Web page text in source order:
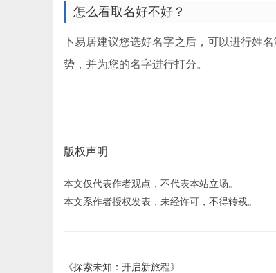
怎么看取名好不好？
卜易居建议您选好名字之后，可以进行姓
势，并为您的名字进行打分。
版权声明
本文仅代表作者观点，不代表本站立场。
本文系作者授权发表，未经许可，不得转载。
《探索未知：开启新旅程》